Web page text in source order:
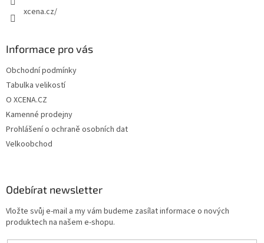
xcena.cz/
Informace pro vás
Obchodní podmínky
Tabulka velikostí
O XCENA.CZ
Kamenné prodejny
Prohlášení o ochraně osobních dat
Velkoobchod
Odebírat newsletter
Vložte svůj e-mail a my vám budeme zasílat informace o nových
produktech na našem e-shopu.